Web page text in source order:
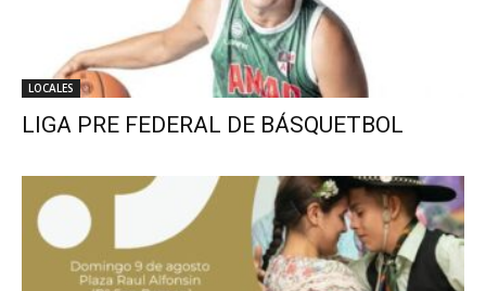
LOCALES
LIGA PRE FEDERAL DE BÁSQUETBOL